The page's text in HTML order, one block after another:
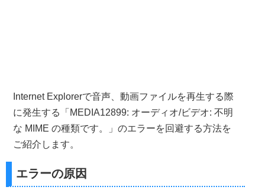
Internet Explorerで音声、動画ファイルを再生する際
に発生する「MEDIA12899: オーディオ/ビデオ: 不明
な MIME の種類です。」のエラーを回避する方法を
ご紹介します。
エラーの原因